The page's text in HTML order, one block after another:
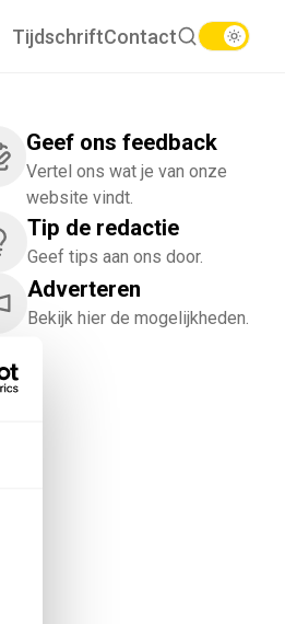
TijdschriftContact
Geef ons feedback
Vertel ons wat je van onze
website vindt.
Tip de redactie
Geef tips aan ons door.
Adverteren
Bekijk hier de mogelijkheden.